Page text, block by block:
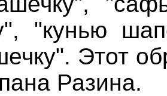
"кунью
Этот
Разина.